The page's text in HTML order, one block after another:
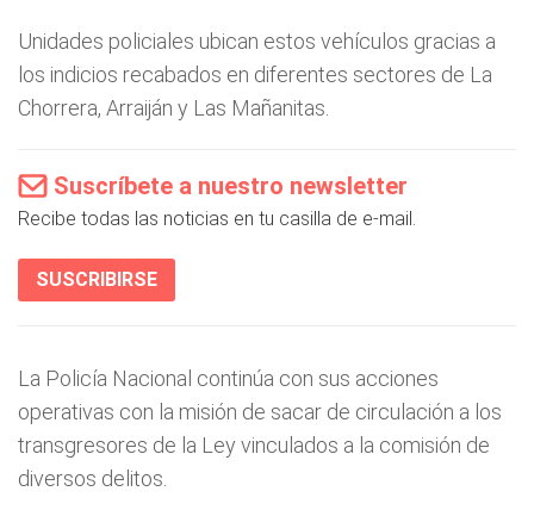
Unidades policiales ubican estos vehículos gracias a
los indicios recabados en diferentes sectores de La
Chorrera, Arraiján y Las Mañanitas.
Suscríbete a nuestro newsletter
Recibe todas las noticias en tu casilla de e-mail.
SUSCRIBIRSE
La Policía Nacional continúa con sus acciones
operativas con la misión de sacar de circulación a los
transgresores de la Ley vinculados a la comisión de
diversos delitos.